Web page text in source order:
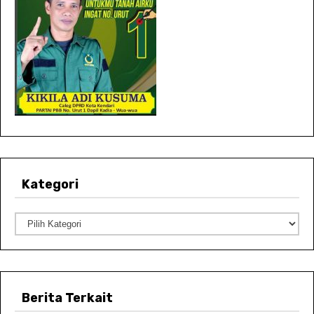
Kategori
a
Berita Terkait